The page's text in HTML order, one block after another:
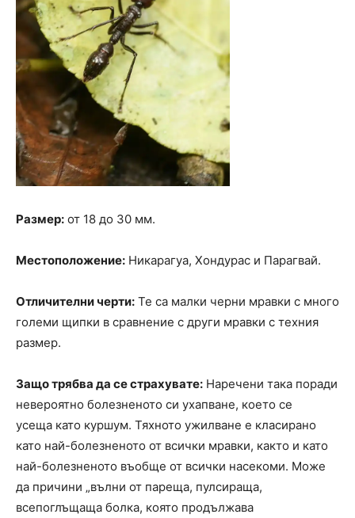
Размер: от 18 до 30 мм.
Местоположение: Никарагуа, Хондурас и Парагвай.
Отличителни черти: Те са малки черни мравки с много
големи щипки в сравнение с други мравки с техния
размер.
Защо трябва да се страхувате: Наречени така поради
невероятно болезненото си ухапване, което се
усеща като куршум. Тяхното ужилване е класирано
като най-болезненото от всички мравки, както и като
най-болезненото въобще от всички насекоми. Може
да причини „вълни от пареща, пулсираща,
всепоглъщаща болка, която продължава